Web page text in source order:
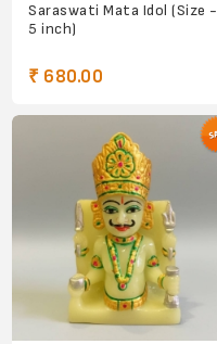
Saraswati Mata Idol (Size -
5 inch)
₹ 680.00